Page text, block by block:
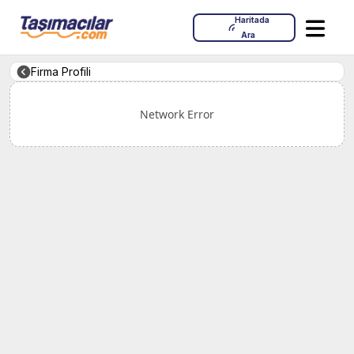
Haritada
Ara
Firma Profili
Network Error